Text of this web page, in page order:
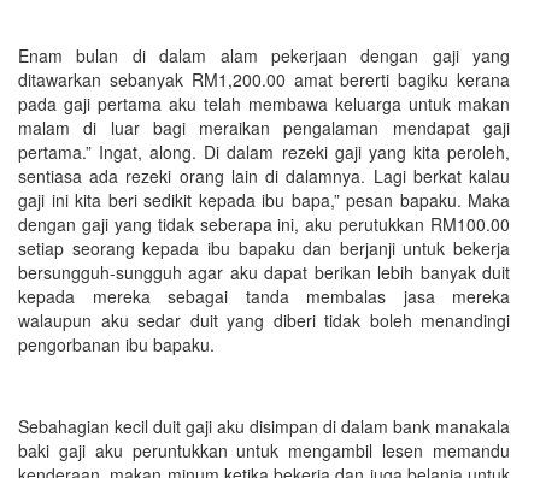
Enam bulan di dalam alam pekerjaan dengan gaji yang
ditawarkan sebanyak RM1,200.00 amat bererti bagiku kerana
pada gaji pertama aku telah membawa keluarga untuk makan
malam di luar bagi meraikan pengalaman mendapat gaji
pertama.” Ingat, along. Di dalam rezeki gaji yang kita peroleh,
sentiasa ada rezeki orang lain di dalamnya. Lagi berkat kalau
gaji ini kita beri sedikit kepada ibu bapa,” pesan bapaku. Maka
dengan gaji yang tidak seberapa ini, aku perutukkan RM100.00
setiap seorang kepada ibu bapaku dan berjanji untuk bekerja
bersungguh-sungguh agar aku dapat berikan lebih banyak duit
kepada mereka sebagai tanda membalas jasa mereka
walaupun aku sedar duit yang diberi tidak boleh menandingi
pengorbanan ibu bapaku.
Sebahagian kecil duit gaji aku disimpan di dalam bank manakala
baki gaji aku peruntukkan untuk mengambil lesen memandu